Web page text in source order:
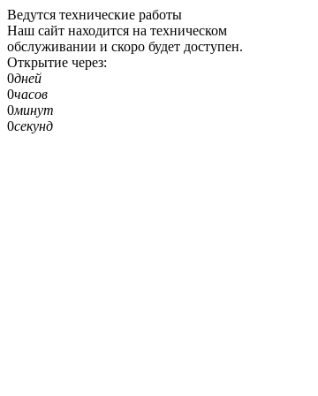
Ведутся технические работы
Наш сайт находится на техническом
обслуживании и скоро будет доступен.
Открытие через:
0дней
0часов
0минут
0секунд